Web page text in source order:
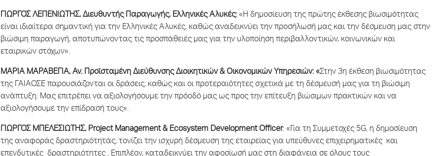
ΓΙΩΡΓΟΣ ΛΕΠΕΝΙΩΤΗΣ, Διευθυντής Παραγωγής, Ελληνικές Αλυκές: «Η δημοσίευση της πρώτης έκθεσης βιωσιμότητας
είναι ιδιαίτερα σημαντική για την Ελληνικές Αλυκές, καθώς αναδεικνύει την προσήλωσή μας και την δέσμευση μας στην
βιώσιμη παραγωγή, αποτυπώνοντας τις προσπάθειές μας για την υλοποίηση περιβαλλοντικών, κοινωνικών και
εταιρικών στόχων».
ΜΑΡΙΑ ΜΑΡΑΒΕΓΙΑ, Αν. Προϊσταμένη Διεύθυνσης Διοικητικών & Οικονομικών Υπηρεσιών: «Στην 3η έκθεση βιωσιμότητας
της ΓΑΙΑΟΣΕ παρουσιάζονται οι δράσεις, καθώς και οι προτεραιότητες σχετικά με τη δέσμευσή μας για τη βιώσιμη
ανάπτυξη. Μας επιτρέπει να αξιολογήσουμε την πρόοδό μας ως προς την επίτευξη βιώσιμων πρακτικών και να
αξιολογήσουμε την επίδρασή τους».
ΓΙΩΡΓΟΣ ΜΠΕΛΕΣΙΩΤΗΣ, Project Management & Ecosystem Development Officer: «Για τη Συμμετοχές 5G, η δημοσίευση
της αναφοράς δραστηριότητάς, τονίζει την ισχυρή δέσμευση της εταιρείας για υπεύθυνες επιχειρηματικές και
επενδυτικές δραστηριότητες . Επιπλέον, καταδεικνύει την αφοσίωσή μας στη διαφάνεια σε όλους τους